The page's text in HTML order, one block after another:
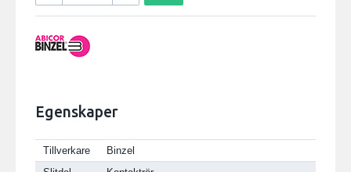
Egenskaper
Tillverkare
Binzel